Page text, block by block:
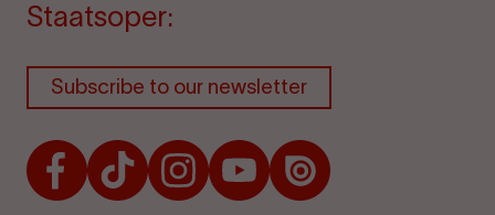
Staatsoper:
Subscribe to our newsletter
FacebookTikTokInstagramYoutubeIssuu